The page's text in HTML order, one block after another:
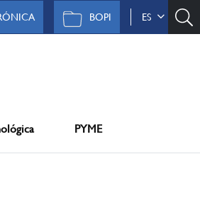
ES
BOPI
PYME